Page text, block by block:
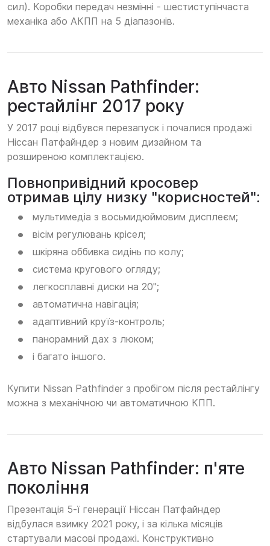
сил). Коробки передач незмінні - шестиступінчаста
механіка або АКПП на 5 діапазонів.
Авто Nissan Pathfinder:
рестайлінг 2017 року
У 2017 році відбувся перезапуск і почалися продажі
Ніссан Патфайндер з новим дизайном та
розширеною комплектацією.
Повнопривідний кросовер
отримав цілу низку "корисностей":
мультимедіа з восьмидюймовим дисплеєм;
вісім регулювань крісел;
шкіряна оббивка сидінь по колу;
система кругового огляду;
легкосплавні диски на 20";
автоматична навігація;
адаптивний круїз-контроль;
панорамний дах з люком;
і багато іншого.
Купити Nissan Pathfinder з пробігом після рестайлінгу
можна з механічною чи автоматичною КПП.
Авто Nissan Pathfinder: п'яте
покоління
Презентація 5-ї генерації Ніссан Патфайндер
відбулася взимку 2021 року, і за кілька місяців
стартували масові продажі. Конструктивно